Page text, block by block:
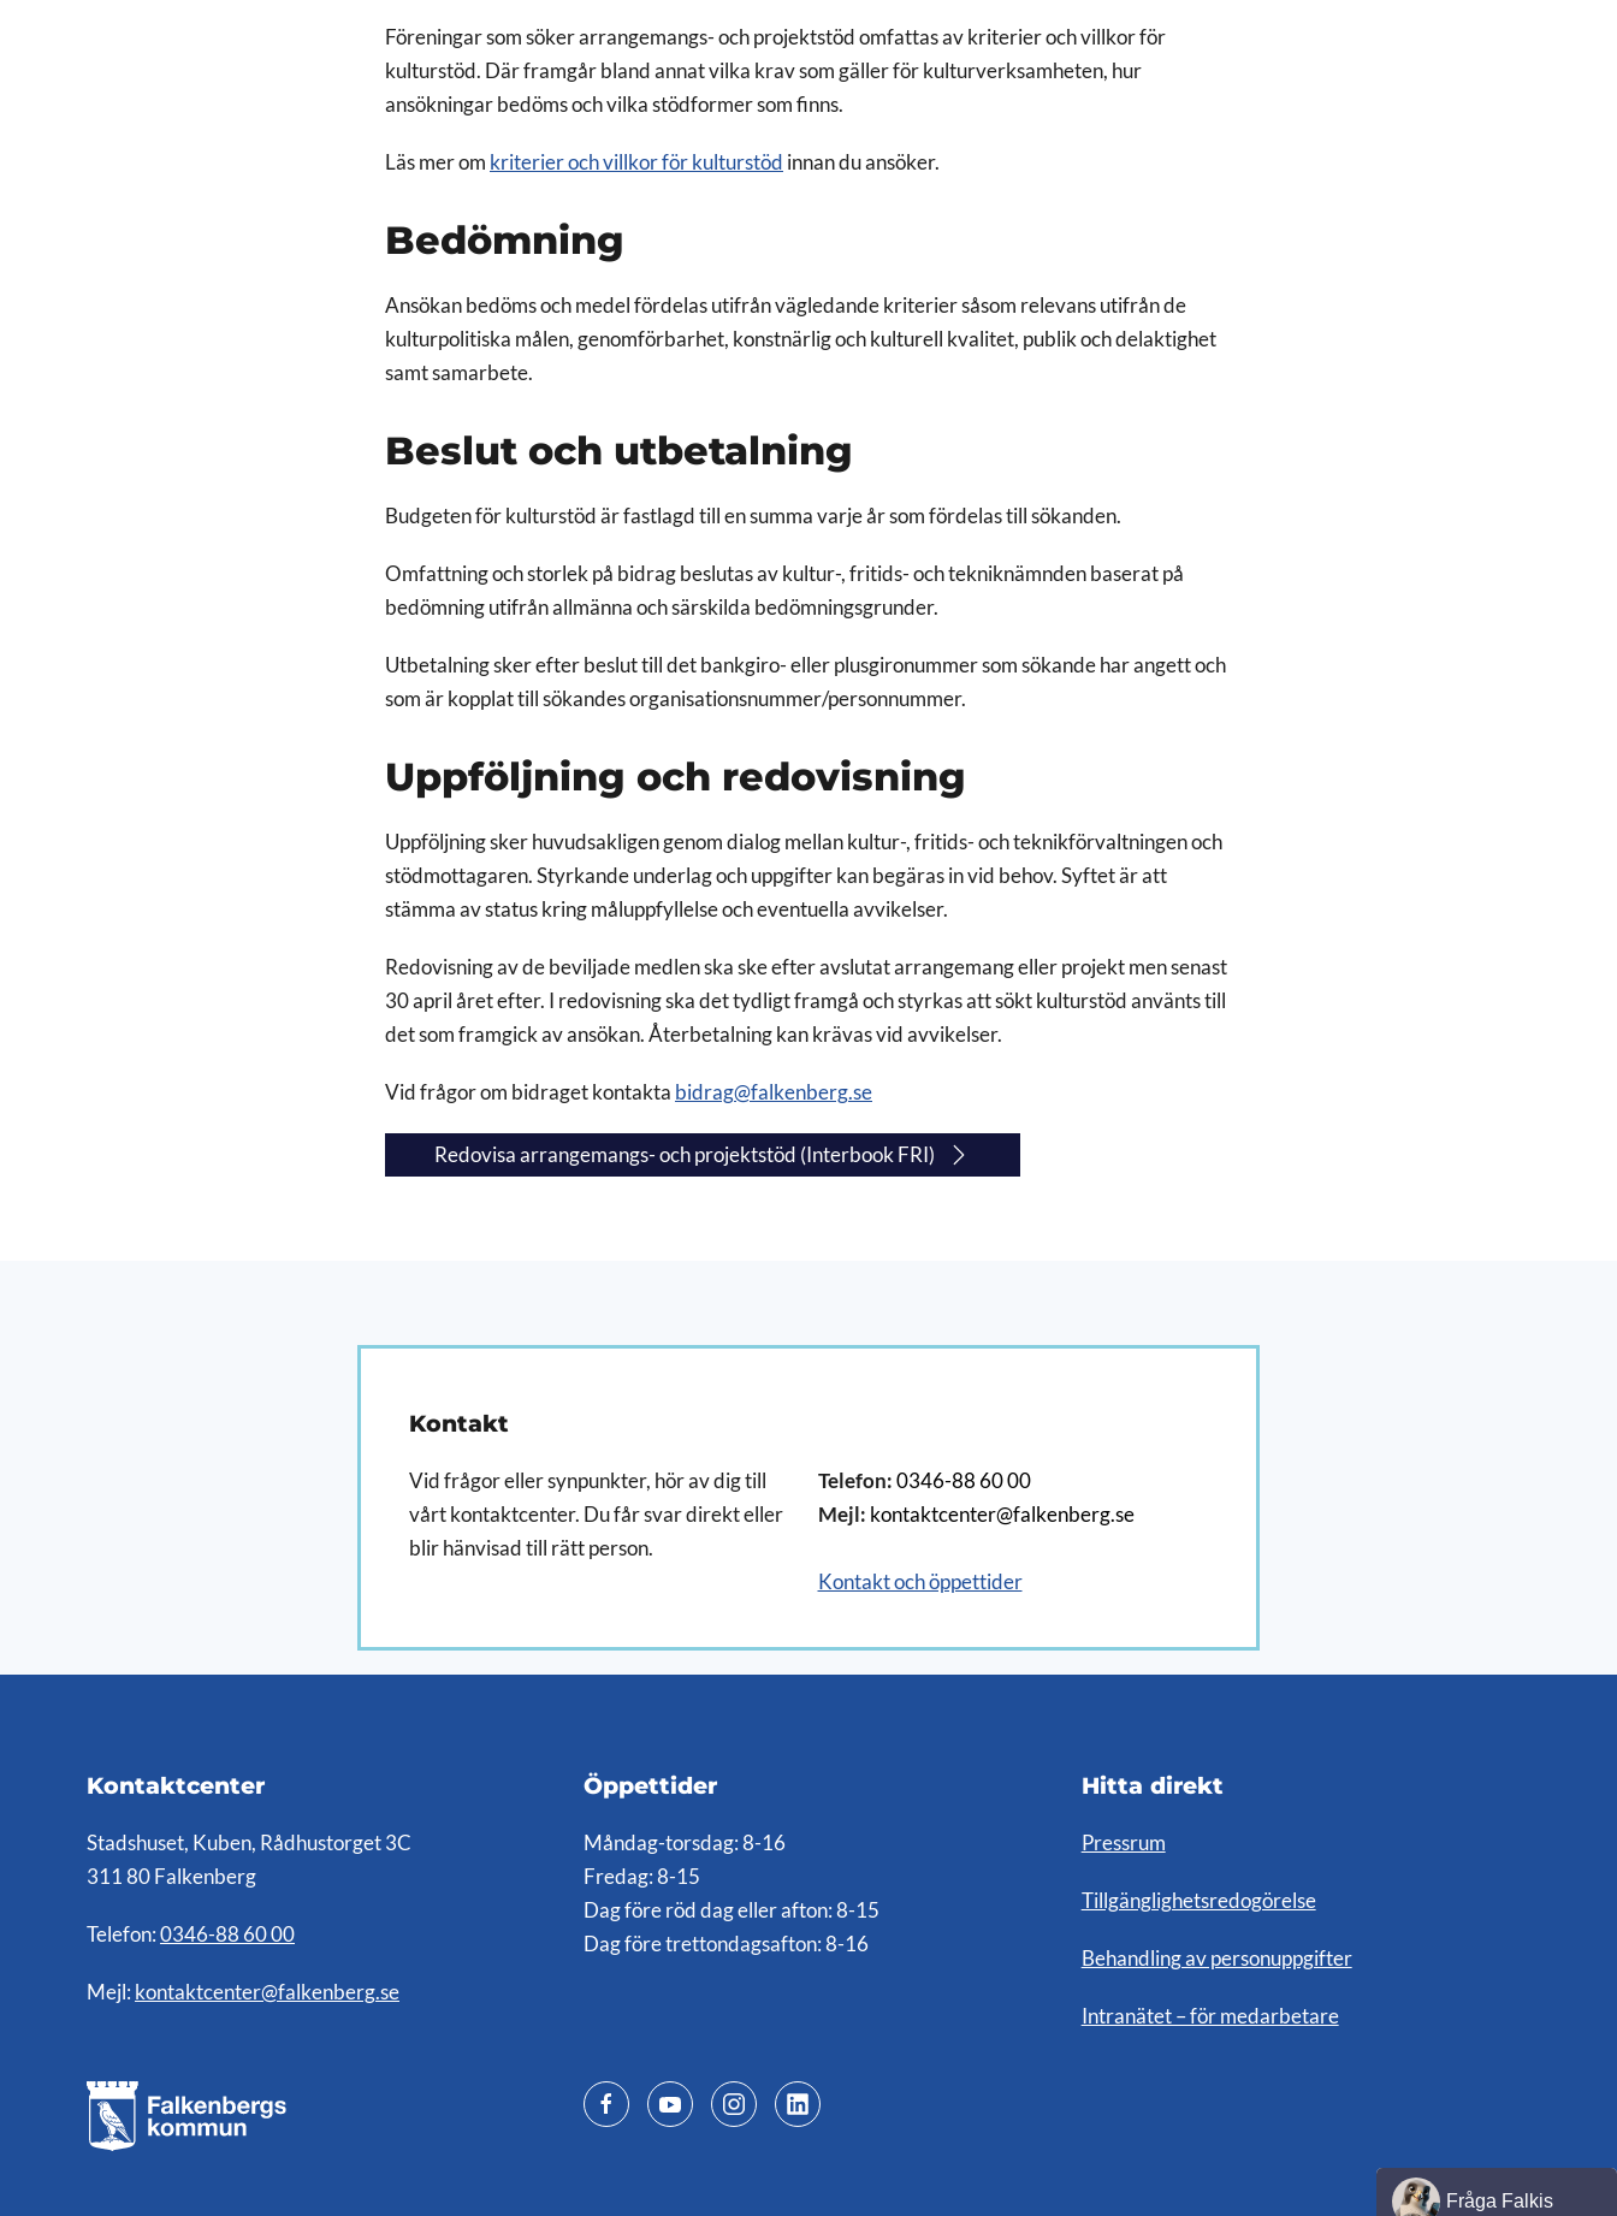
Föreningar som söker arrangemangs- och projektstöd omfattas av kriterier och villkor för
kulturstöd. Där framgår bland annat vilka krav som gäller för kulturverksamheten, hur
ansökningar bedöms och vilka stödformer som finns.
Läs mer om kriterier och villkor för kulturstöd innan du ansöker.
Bedömning
Ansökan bedöms och medel fördelas utifrån vägledande kriterier såsom relevans utifrån de
kulturpolitiska målen, genomförbarhet, konstnärlig och kulturell kvalitet, publik och delaktighet
samt samarbete.
Beslut och utbetalning
Budgeten för kulturstöd är fastlagd till en summa varje år som fördelas till sökanden.
Omfattning och storlek på bidrag beslutas av kultur-, fritids- och tekniknämnden baserat på
bedömning utifrån allmänna och särskilda bedömningsgrunder.
Utbetalning sker efter beslut till det bankgiro- eller plusgironummer som sökande har angett och
som är kopplat till sökandes organisationsnummer/personnummer.
Uppföljning och redovisning
Uppföljning sker huvudsakligen genom dialog mellan kultur-, fritids- och teknikförvaltningen och
stödmottagaren. Styrkande underlag och uppgifter kan begäras in vid behov. Syftet är att
stämma av status kring måluppfyllelse och eventuella avvikelser.
Redovisning av de beviljade medlen ska ske efter avslutat arrangemang eller projekt men senast
30 april året efter. I redovisning ska det tydligt framgå och styrkas att sökt kulturstöd använts till
det som framgick av ansökan. Återbetalning kan krävas vid avvikelser.
Vid frågor om bidraget kontakta bidrag@falkenberg.se
Redovisa arrangemangs- och projektstöd (Interbook FRI)
Kontakt
Vid frågor eller synpunkter, hör av dig till
vårt kontaktcenter. Du får svar direkt eller
blir hänvisad till rätt person.
Telefon: 0346-88 60 00
Mejl: kontaktcenter@falkenberg.se
Kontakt och öppettider
Kontaktcenter
Stadshuset, Kuben, Rådhustorget 3C
311 80 Falkenberg
Telefon: 0346-88 60 00
Mejl: kontaktcenter@falkenberg.se
Öppettider
Måndag-torsdag: 8-16
Fredag: 8-15
Dag före röd dag eller afton: 8-15
Dag före trettondagsafton: 8-16
Hitta direkt
Pressrum
Tillgänglighetsredogörelse
Behandling av personuppgifter
Intranätet – för medarbetare
Fråga Falkis
Falkis